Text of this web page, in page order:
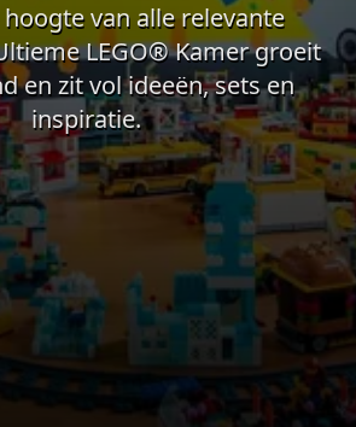
van alle relevante
LEGO® Kamer groeit
en zit vol ideeën, sets en
inspiratie.